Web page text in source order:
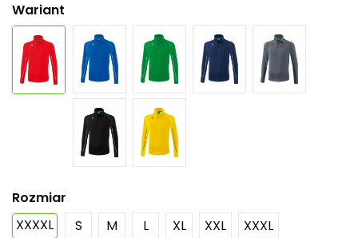
Wariant
Rozmiar
XXXXL
S M L XL XXL XXXL